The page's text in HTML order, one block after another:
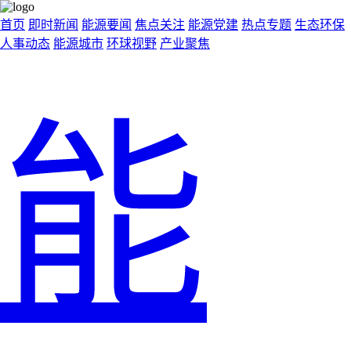
首页 即时新闻 能源要闻 焦点关注 能源党建 热点专题 生态环保
人事动态 能源城市 环球视野 产业聚焦
能